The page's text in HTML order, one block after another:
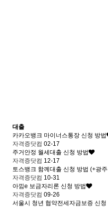
대출
카카오뱅크 마이너스통장 신청 방법
자격증닷컴 02-17
주거안정 월세대출 신청 방법
자격증닷컴 12-17
토스뱅크 함께대출 신청 방법 (+광
자격증닷컴 10-31
아낌e 보금자리론 신청 방법
자격증닷컴 09-26
서울시 청년 협약전세자금보증 신청